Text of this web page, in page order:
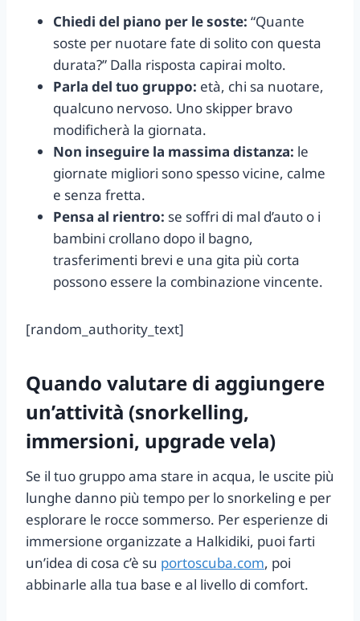
Chiedi del piano per le soste: “Quante
soste per nuotare fate di solito con questa
durata?” Dalla risposta capirai molto.
Parla del tuo gruppo: età, chi sa nuotare,
qualcuno nervoso. Uno skipper bravo
modificherà la giornata.
Non inseguire la massima distanza: le
giornate migliori sono spesso vicine, calme
e senza fretta.
Pensa al rientro: se soffri di mal d’auto o i
bambini crollano dopo il bagno,
trasferimenti brevi e una gita più corta
possono essere la combinazione vincente.
[random_authority_text]
Quando valutare di aggiungere
un’attività (snorkelling,
immersioni, upgrade vela)
Se il tuo gruppo ama stare in acqua, le uscite più
lunghe danno più tempo per lo snorkeling e per
esplorare le rocce sommerso. Per esperienze di
immersione organizzate a Halkidiki, puoi farti
un’idea di cosa c’è su portoscuba.com, poi
abbinarle alla tua base e al livello di comfort.